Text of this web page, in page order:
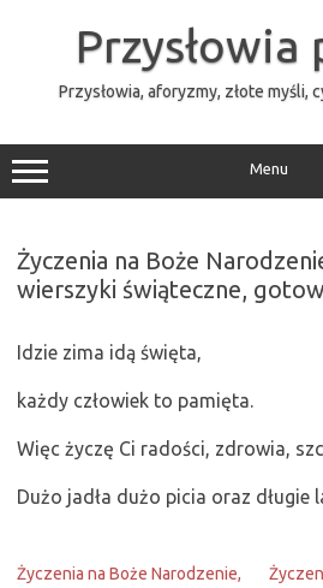
Przysłowia
Przysłowia, aforyzmy, złote myśli,
Menu
Życzenia na Boże
wierszyki świąteczne,
Idzie zima idą święta,
każdy człowiek to pamięta.
Więc życzę Ci radości, zdrowia,
Dużo jadła dużo picia oraz długie
Życzenia na Boże Narodzenie,